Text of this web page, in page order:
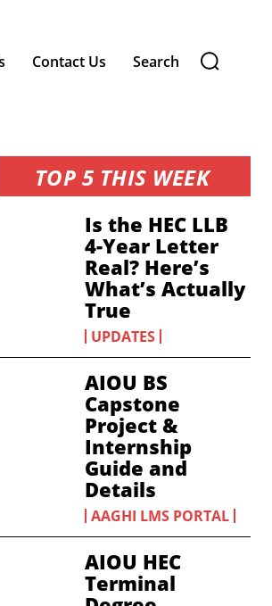
Contact Us Search
TOP 5 THIS WEEK
Is the HEC LLB
4-Year Letter
Real? Here’s
What’s Actually
True
UPDATES
AIOU BS
Capstone
Project &
Internship
Guide and
Details
AAGHI LMS PORTAL
AIOU HEC
Terminal